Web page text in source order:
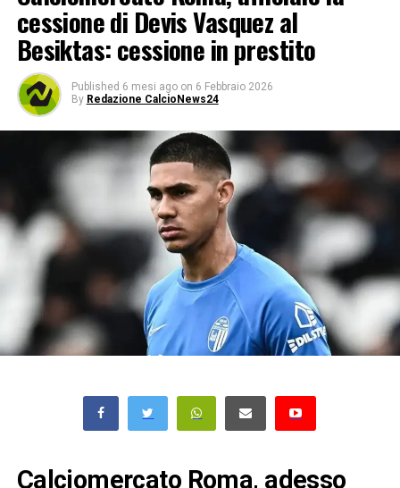
cessione di Devis Vasquez al
Besiktas: cessione in prestito
Published 6 mesi ago on 6 Febbraio 2026
By Redazione CalcioNews24
Calciomercato Roma, adesso